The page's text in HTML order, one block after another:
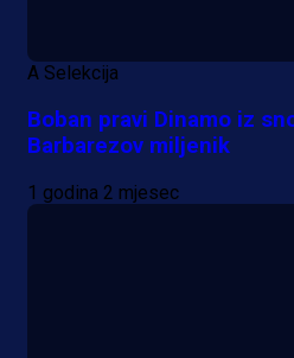
A Selekcija
Boban pravi Dinamo iz
Barbarezov miljenik
1 godina 2 mjesec